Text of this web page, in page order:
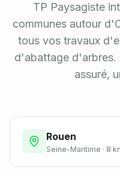
TP Paysagiste
communes autour
tous vos travaux
d'abattage d'arbres.
assuré,
Rouen
Seine-Maritime · 8